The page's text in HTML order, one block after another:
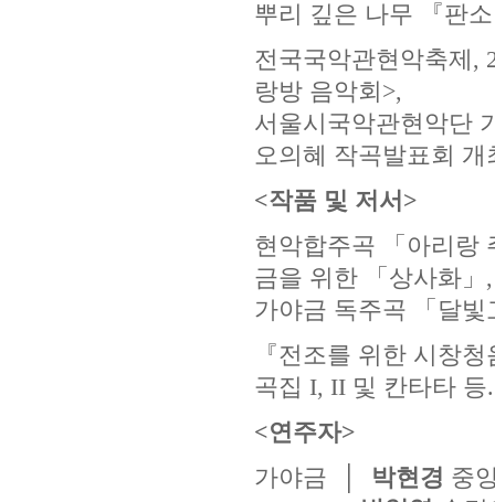
뿌리 깊은 나무 『판
전국국악관현악축제,
랑방 음악회>,
서울시국악관현악단
오의혜 작곡발표회 개
<작품 및 저서>
현악합주곡 「아리랑
금을 위한 「상사화」
가야금 독주곡 「달
『전조를 위한 시창
곡집 I, II 및 칸타타 등.
<연주자>
가야금 │ 박현경 중